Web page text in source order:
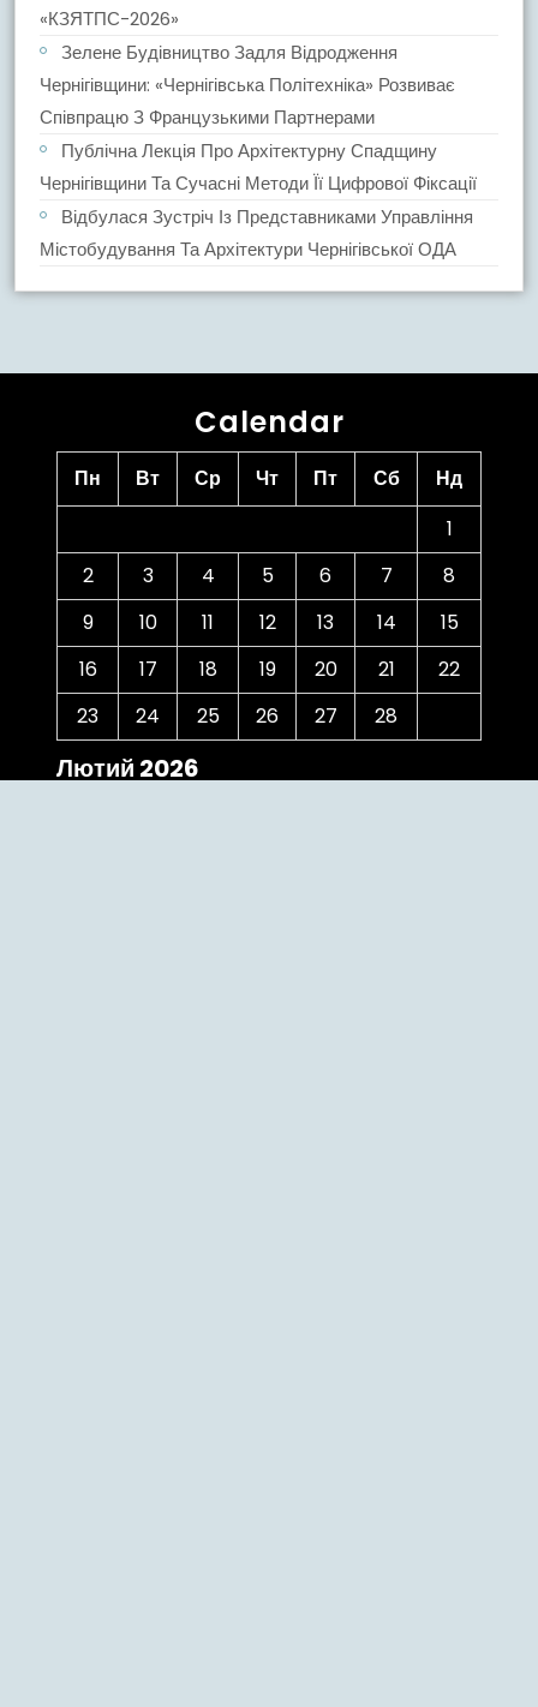
«КЗЯТПС-2026»
Зелене Будівництво Задля Відродження
Чернігівщини: «Чернігівська Політехніка» Розвиває
Співпрацю З Французькими Партнерами
Публічна Лекція Про Архітектурну Спадщину
Чернігівщини Та Сучасні Методи Її Цифрової Фіксації
Відбулася Зустріч Із Представниками Управління
Містобудування Та Архітектури Чернігівської ОДА
Calendar
Лютий 2026
Пн Вт Ср Чт Пт Сб
Нд
1
2
3 4 5 6 7
8
9
10 11 12 13 14
15
16
17 18 19 20 21
22
23
24 25 26 27 28